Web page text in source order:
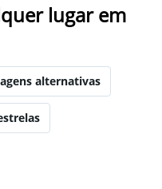
lugar em
alternativas